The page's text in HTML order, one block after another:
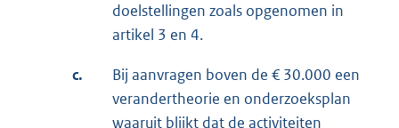
doelstellingen zoals opgenomen in
artikel 3 en 4.
c.
Bij aanvragen boven de € 30.000 een
verandertheorie en onderzoeksplan
waaruit blijkt dat de activiteiten